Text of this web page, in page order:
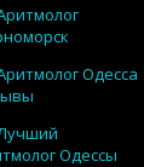
Одесса
Одессы